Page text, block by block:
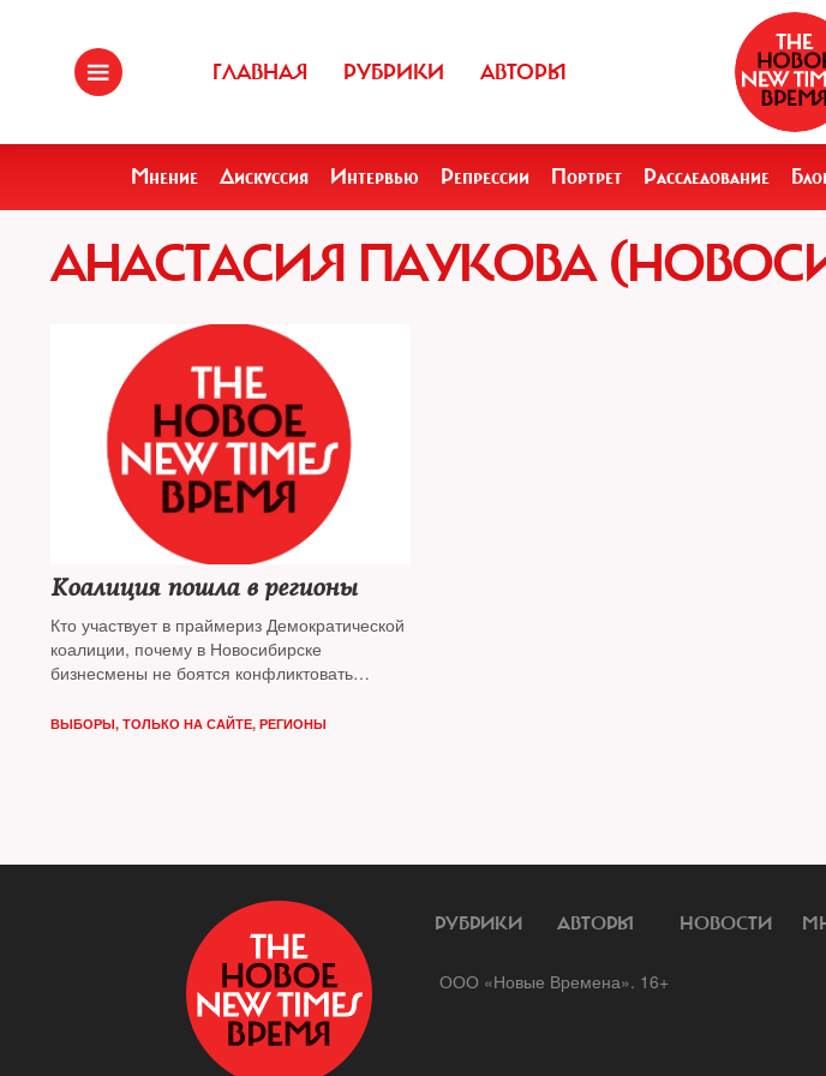
ГЛАВНАЯ РУБРИКИ АВТОРЫ
Мнение Дискуссия Интервью Репрессии Портрет Расследование
АНАСТАСИЯ ПАУКОВА
Коалиция пошла в регионы
Кто участвует в праймериз Демократической
коалиции, почему в Новосибирске
бизнесмены не боятся конфликтовать
университета мандат Калужской думы —
ВЫБОРЫ, ТОЛЬКО НА САЙТЕ, РЕГИОНЫ
РУБРИКИ АВТОРЫ НОВОСТИ
ООО «Новые Времена». 16+